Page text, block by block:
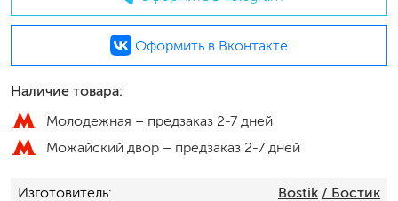
Оформить в Вконтакте
Наличие товара:
Молодежная – предзаказ 2-7 дней
Можайский двор – предзаказ 2-7 дней
Изготовитель Bostik / Бостик